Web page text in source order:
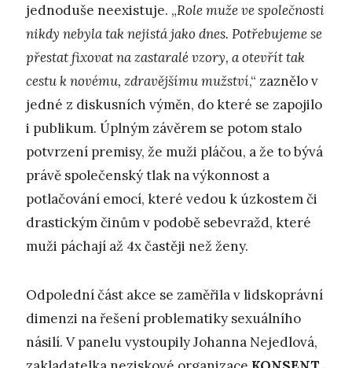
jednoduše neexistuje. „Role muže ve společnosti
nikdy nebyla tak nejistá jako dnes. Potřebujeme se
přestat fixovat na zastaralé vzory, a otevřít tak
cestu k novému, zdravějšímu mužství,“ zaznělo v
jedné z diskusních výměn, do které se zapojilo
i publikum. Úplným závěrem se potom stalo
potvrzení premisy, že muži pláčou, a že to bývá
právě společenský tlak na výkonnost a
potlačování emocí, které vedou k úzkostem či
drastickým činům v podobě sebevražd, které
muži páchají až 4x častěji než ženy.
Odpolední část akce se zaměřila v lidskoprávní
dimenzi na řešení problematiky sexuálního
násilí. V panelu vystoupily Johanna Nejedlová,